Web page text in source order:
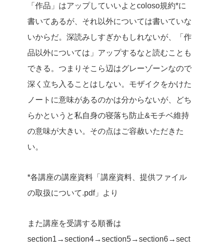
「作品」はアップしていいよとcoloso規約*に
書いてあるが、それ以外については書いていな
いからだ。深読みしすぎかもしれないが、「作
品以外については」アップするなと読むことも
できる。つまりそこら辺はグレーゾーンなので
深く立ち入ることはしない。モザイクをかけた
ノートに意味があるのかは分からないが、どち
らかというと私自身の寝落ち防止&モチベ維持
の意味が大きい。その点はご容赦いただきた
い。
*各講座の講座資料「講座資料、提供ファイル
の取扱について.pdf」より
また講座を受講する順番は
section1→section4→section5→section6→sect